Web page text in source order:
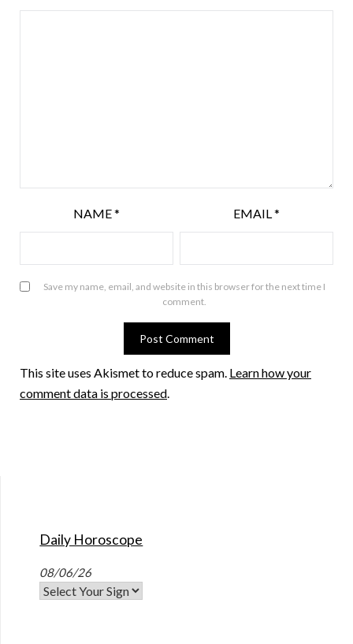
NAME* EMAIL*
Save my name, email, and website in this browser for the next time I
comment.
This site uses Akismet to reduce spam. Learn how your
comment data is processed.
Daily Horoscope
08/06/26